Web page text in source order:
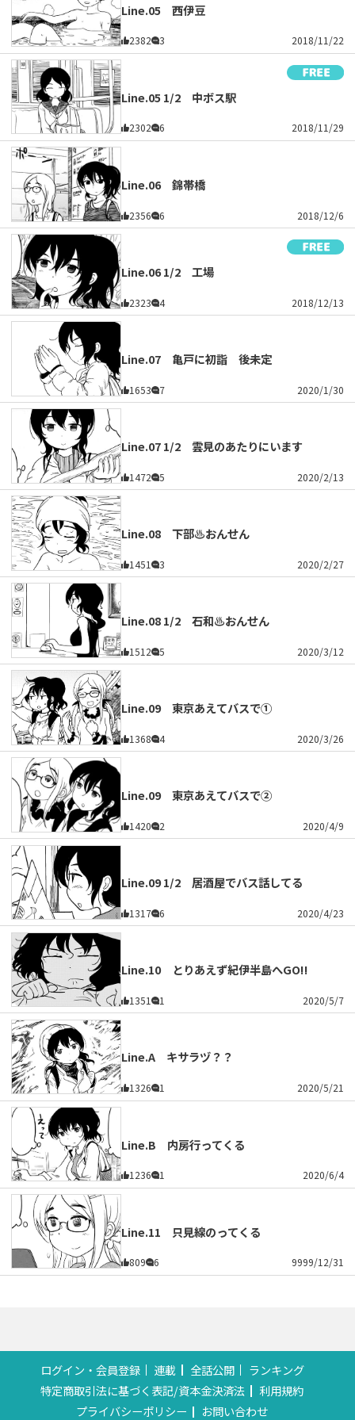
Line.05 西伊豆
2382 3 2018/11/22
Line.05 1/2 中ボス駅
2302 6 2018/11/29
Line.06 錦帯橋
2356 6 2018/12/6
Line.06 1/2 工場
2323 4 2018/12/13
Line.07 亀戸に初詣 後未定
1653 7 2020/1/30
Line.07 1/2 雲見のあたりにいます
1472 5 2020/2/13
Line.08 下部♨おんせん
1451 3 2020/2/27
Line.08 1/2 石和♨おんせん
1512 5 2020/3/12
Line.09 東京あえてバスで①
1368 4 2020/3/26
Line.09 東京あえてバスで②
1420 2 2020/4/9
Line.09 1/2 居酒屋でバス話してる
1317 6 2020/4/23
Line.10 とりあえず紀伊半島へGO!!
1351 1 2020/5/7
Line.A キサラヅ？？
1326 1 2020/5/21
Line.B 内房行ってくる
1236 1 2020/6/4
Line.11 只見線のってくる
809 6 9999/12/31
ログイン・会員登録 連載 全話公開
ランキング
特定商取引法に基づく表記/資本金決済法
利用規約
プライバシーポリシー
お問い合わせ